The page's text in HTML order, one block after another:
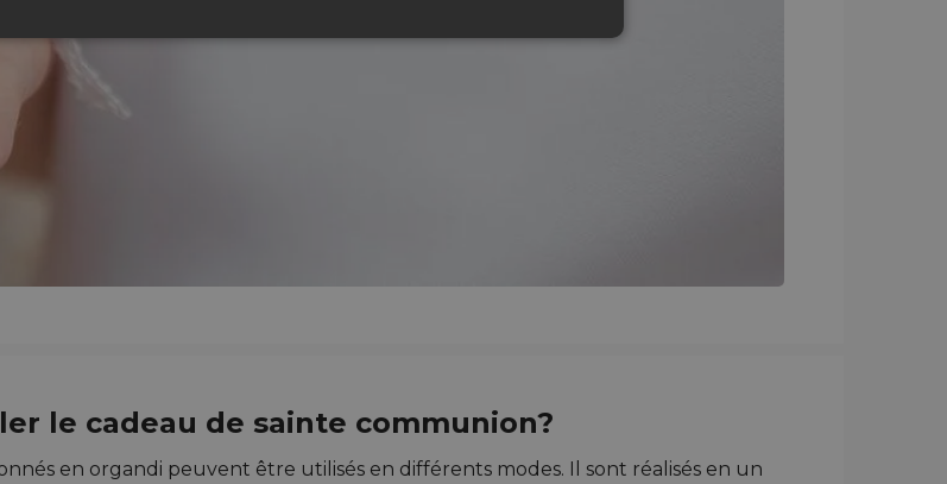
le cadeau de sainte communion?
en organdi peuvent être utilisés en différents modes. Il sont réalisés en un